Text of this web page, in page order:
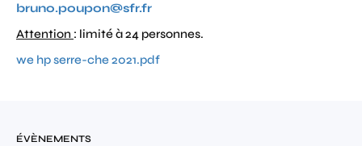
bruno.poupon@sfr.fr
Attention : limité à 24 personnes.
we hp serre-che 2021.pdf
ÉVÈNEMENTS